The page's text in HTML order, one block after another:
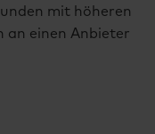
mit höheren
an einen Anbieter